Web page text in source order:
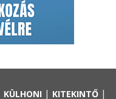
KÜLHONI | KITEKINTŐ|